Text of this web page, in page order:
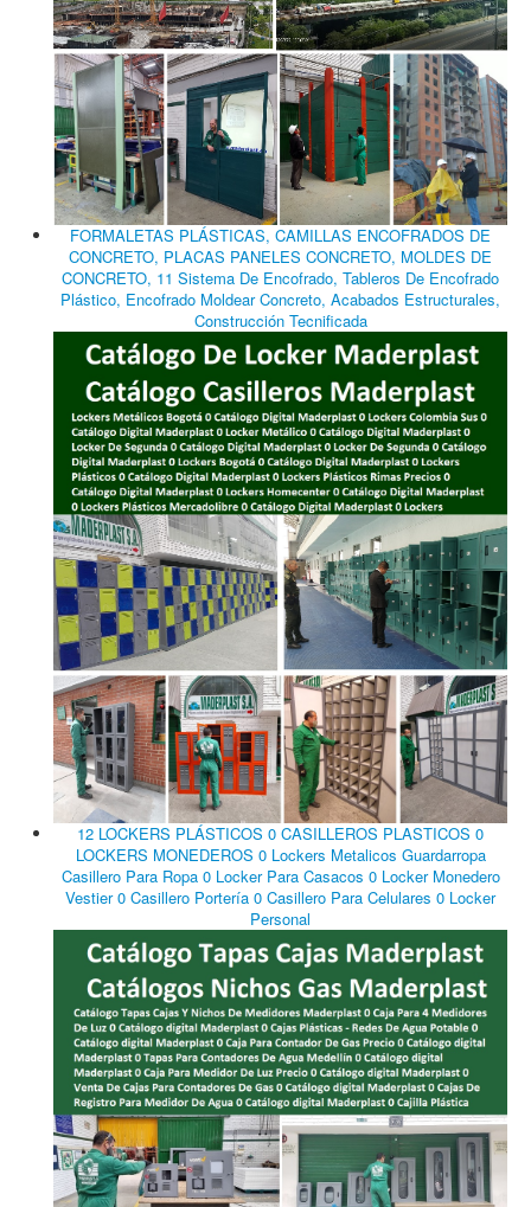
FORMALETAS PLÁSTICAS, CAMILLAS ENCOFRADOS DE
CONCRETO, PLACAS PANELES CONCRETO, MOLDES DE
CONCRETO, 11 Sistema De Encofrado, Tableros De Encofrado
Plástico, Encofrado Moldear Concreto, Acabados Estructurales,
Construcción Tecnificada
12 LOCKERS PLÁSTICOS 0 CASILLEROS PLASTICOS 0
LOCKERS MONEDEROS 0 Lockers Metalicos Guardarropa
Casillero Para Ropa 0 Locker Para Casacos 0 Locker Monedero
Vestier 0 Casillero Portería 0 Casillero Para Celulares 0 Locker
Personal